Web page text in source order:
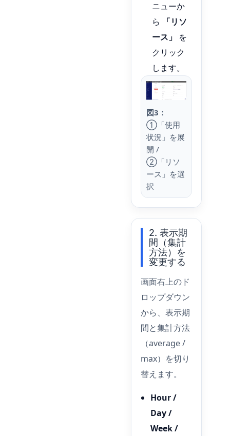
ニューか
ら
「リソ
ース」
を
クリック
します。
図3：
①「使用
状況」を展
開 /
②「リソ
ース」を選
択
2. 表示期
間（集計
方法）を
変更する
画面右上のド
ロップダウン
から、表示期
間と集計方法
（average /
max）を切り
替えます。
Hour /
Day /
Week /